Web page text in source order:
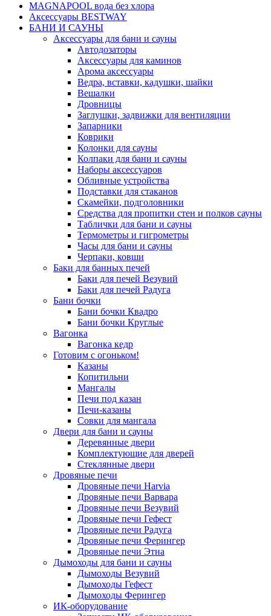
MAGNAPOOL вода без хлора
Аксессуары BESTWAY
БАНИ И САУНЫ
Аксессуары для бани и сауны
Автодозаторы
Аксессуары для каминов
Арома аксессуары
Ведра, вставки, кадушки, шайки
Вешалки
Дровницы
Заглушки, задвижки для вентиляции
Запарники
Коврики
Колонки для сауны
Колпаки для бани и сауны
Наборы аксессуаров
Обливные устройства
Подставки для стаканов
Скамейки, подголовники
Средства для пропитки стен и полков сауны
Таблички для бани и сауны
Термометры и гигрометры
Часы для бани и сауны
Черпаки, ковши
Баки для банных печей
Баки для печей Везувий
Баки для печей Радуга
Бани бочки
Бани бочки Квадро
Бани бочки Круглые
Вагонка
Вагонка кедр
Готовим с огоньком!
Казаны
Копитильни
Мангалы
Печи под казан
Печи-казаны
Совки для мангала
Двери для бани и сауны
Деревянные двери
Комплектующие для дверей
Стеклянные двери
Дровяные печи
Дровяные печи Harvia
Дровяные печи Варвара
Дровяные печи Везувий
Дровяные печи Гефест
Дровяные печи Радуга
Дровяные печи Ферингер
Дровяные печи Этна
Дымоходы для бани и сауны
Дымоходы Везувий
Дымоходы Гефест
Дымоходы Ферингер
ИК-оборудование